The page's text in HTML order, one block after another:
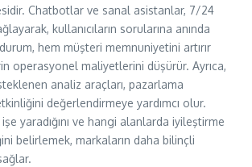
Chatbotlar ve sanal asistanlar, 7/24
kullanıcıların sorularına anında
hem müşteri memnuniyetini artırır
operasyonel maliyetlerini düşürür. Ayrıca,
analiz araçları, pazarlama
değerlendirmeye yardımcı olur.
yaradığını ve hangi alanlarda iyileştirme
belirlemek, markaların daha bilinçli